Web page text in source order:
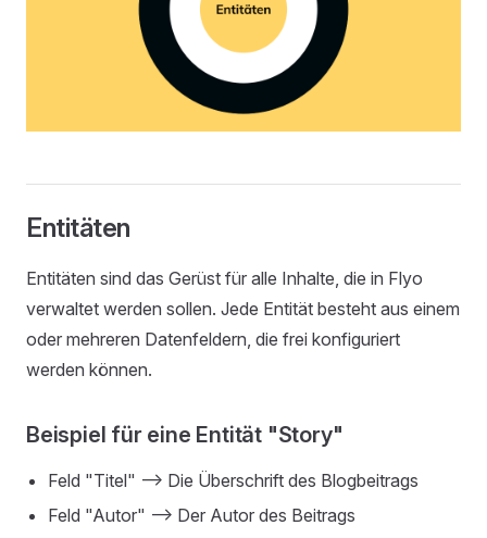
Entitäten
Entitäten sind das Gerüst für alle Inhalte, die in Flyo
verwaltet werden sollen. Jede Entität besteht aus einem
oder mehreren Datenfeldern, die frei konfiguriert
werden können.
Beispiel für eine Entität "Story"
Feld "Titel" —> Die Überschrift des Blogbeitrags
Feld "Autor" —> Der Autor des Beitrags